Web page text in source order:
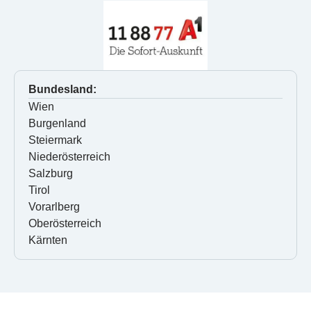
Bundesland:
Wien
Burgenland
Steiermark
Niederösterreich
Salzburg
Tirol
Vorarlberg
Oberösterreich
Kärnten